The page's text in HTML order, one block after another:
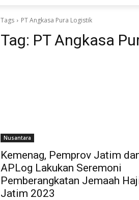
Tags PT Angkasa Pura Logistik
Tag: PT Angkasa
Nusantara
Kemenag, Pemprov Jatim
APLog Lakukan Seremoni
Pemberangkatan Jemaah
Jatim 2023